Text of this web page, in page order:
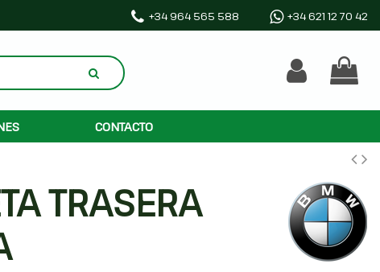
+34 964 565 588 +34 621 12 70 42
CONTACTO
TRASERA